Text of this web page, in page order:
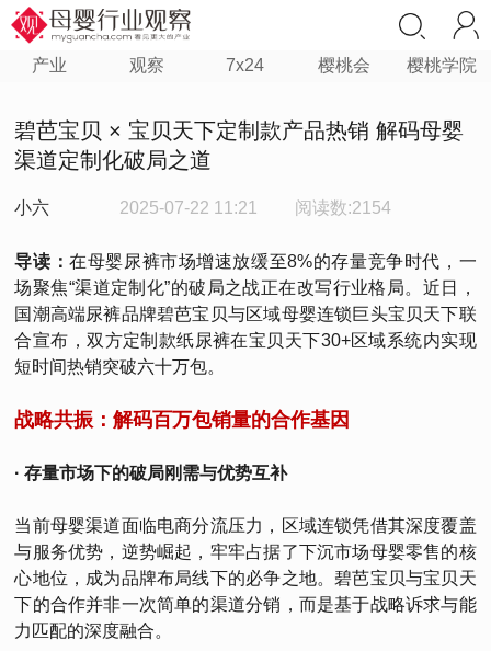
产业 观察 7x24 樱桃会 樱桃学院
碧芭宝贝 × 宝贝天下定制款产品热销 解码母婴
渠道定制化破局之道
小六 2025-07-22 11:21 阅读数:2154
导读：在母婴尿裤市场增速放缓至8%的存量竞争时代，一
场聚焦“渠道定制化”的破局之战正在改写行业格局。近日，
国潮高端尿裤品牌碧芭宝贝与区域母婴连锁巨头宝贝天下联
合宣布，双方定制款纸尿裤在宝贝天下30+区域系统内实现
短时间热销突破六十万包。
战略共振：解码百万包销量的合作基因
· 存量市场下的破局刚需与优势互补
当前母婴渠道面临电商分流压力，区域连锁凭借其深度覆盖
与服务优势，逆势崛起，牢牢占据了下沉市场母婴零售的核
心地位，成为品牌布局线下的必争之地。碧芭宝贝与宝贝天
下的合作并非一次简单的渠道分销，而是基于战略诉求与能
力匹配的深度融合。